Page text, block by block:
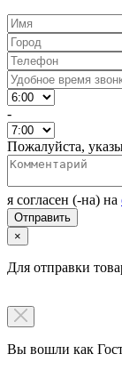
-
Пожалуйста,
я согласен (-на) на
×
Для отправки
Вы вошли как